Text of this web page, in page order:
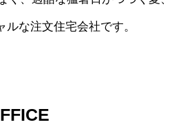
な注文住宅会社です。